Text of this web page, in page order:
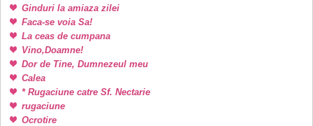
Ginduri la amiaza zilei
Faca-se voia Sa!
La ceas de cumpana
Vino,Doamne!
Dor de Tine, Dumnezeul meu
Calea
* Rugaciune catre Sf. Nectarie
rugaciune
Ocrotire